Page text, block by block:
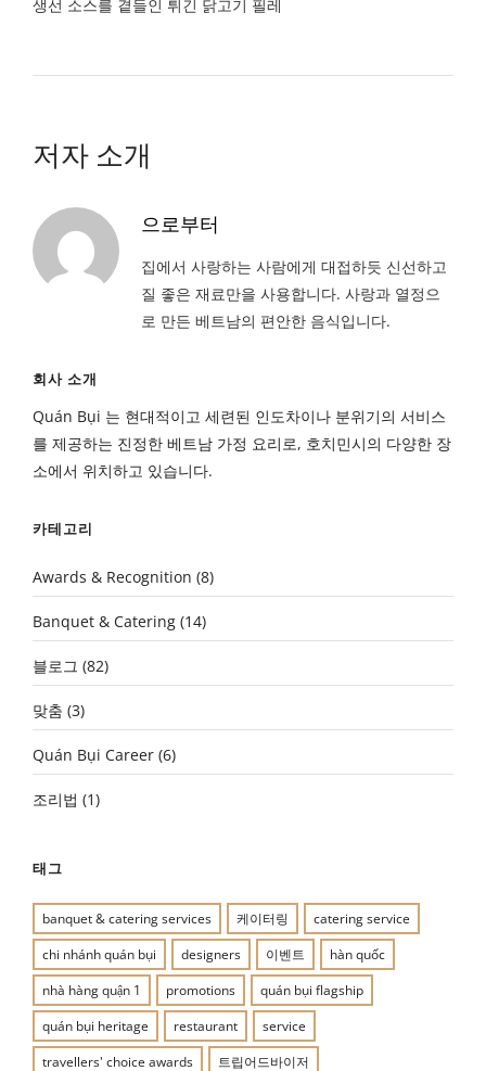
생선 소스를 곁들인 튀긴 닭고기 필레
저자 소개
으로부터
집에서 사랑하는 사람에게 대접하듯 신선하고
질 좋은 재료만을 사용합니다. 사랑과 열정으
로 만든 베트남의 편안한 음식입니다.
회사 소개
Quán Bụi 는 현대적이고 세련된 인도차이나 분위기의 서비스
를 제공하는 진정한 베트남 가정 요리로, 호치민시의 다양한 장
소에서 위치하고 있습니다.
카테고리
Awards & Recognition (8)
Banquet & Catering (14)
블로그 (82)
맞춤 (3)
Quán Bụi Career (6)
조리법 (1)
태그
banquet & catering services 케이터링
catering service
chi nhánh quán bụi
designers 이벤트
hàn quốc
nhà hàng quận 1
promotions
quán bụi flagship
quán bụi heritage
restaurant
service
travellers' choice awards
트립어드바이저